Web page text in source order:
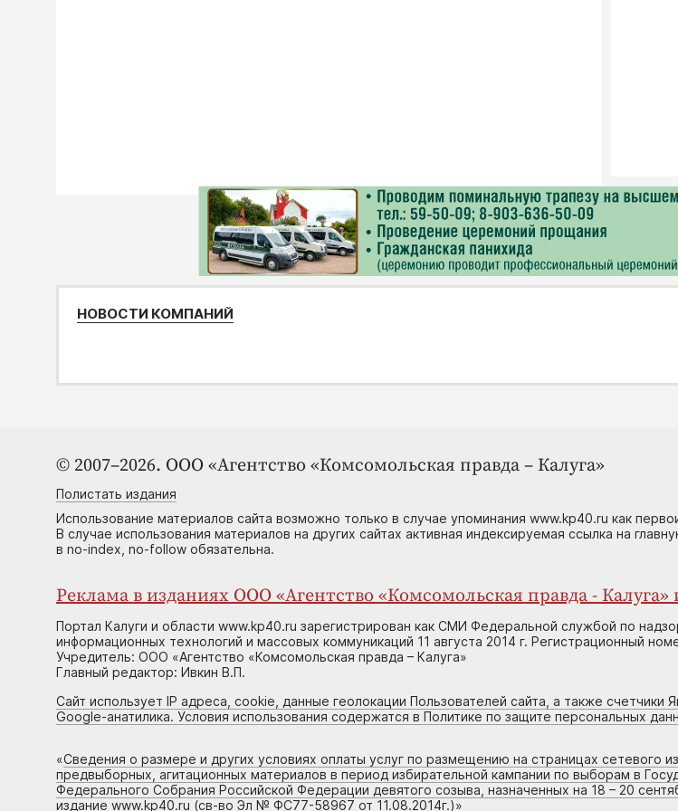
НОВОСТИ КОМПАНИЙ
© 2007–2026. ООО «Агентство «Комсомольская правда – Калуга»
Полистать издания
Использование материалов сайта возможно только в случае упоминания www.kp40.ru как
В случае использования материалов на других сайтах активная индексируемая ссылка на
в no-index, no-follow обязательна.
Реклама в изданиях ООО «Агентство «Комсомольская правда - Калуга»
Портал Калуги и области www.kp40.ru зарегистрирован как СМИ Федеральной службой по
информационных технологий и массовых коммуникаций 11 августа 2014 г. Регистрационный
Учредитель: ООО «Агентство «Комсомольская правда – Калуга»
Главный редактор: Ивкин В.П.
Сайт использует IP адреса, cookie, данные геолокации Пользователей сайта, а также счетчики
Google-анатилика. Условия использования содержатся в Политике по защите персональных
«Сведения о размере и других условиях оплаты услуг по размещению на страницах сетевого
предвыборных, агитационных материалов в период избирательной кампании по выборам в
Федерального Собрания Российской Федерации девятого созыва, назначенных на 18 – 20
издание www.kp40.ru (св-во Эл № ФС77-58967 от 11.08.2014г.)»